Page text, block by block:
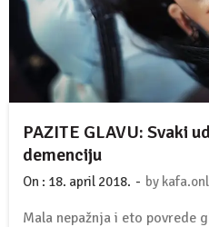
PAZITE GLAVU: Svaki
demenciju
On : 18. april 2018. - by
Mala nepažnja i eto povrede